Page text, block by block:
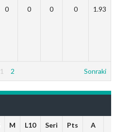
0 0 0 0 1.93
1 2 Sonraki
M L10 Seri Pts A